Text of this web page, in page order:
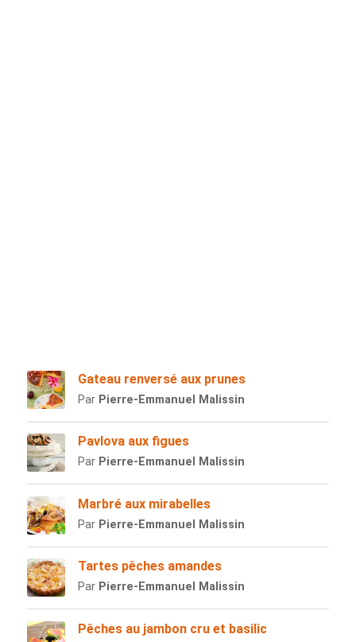
Gateau renversé aux prunes
Par Pierre-Emmanuel Malissin
Pavlova aux figues
Par Pierre-Emmanuel Malissin
Marbré aux mirabelles
Par Pierre-Emmanuel Malissin
Tartes pêches amandes
Par Pierre-Emmanuel Malissin
Pêches au jambon cru et basilic